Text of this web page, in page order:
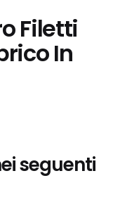
Filetti
In
seguenti